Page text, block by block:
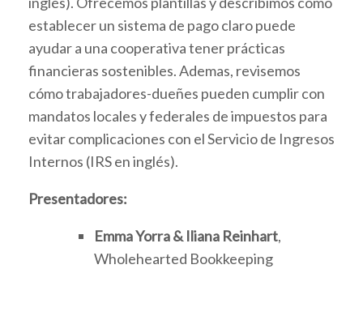
establecer un sistema de pago claro puede
ayudar a una cooperativa tener prácticas
financieras sostenibles. Ademas, revisemos
cómo trabajadores-dueñes pueden cumplir con
mandatos locales y federales de impuestos para
evitar complicaciones con el Servicio de Ingresos
Internos (IRS en inglés).
Presentadores:
Emma Yorra & Iliana Reinhart,
Wholehearted Bookkeeping